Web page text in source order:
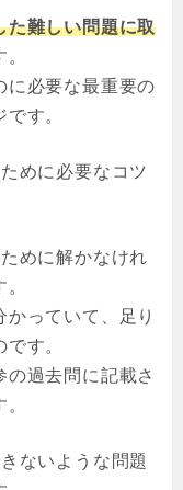
た難しい問題に取
に必要な最重要の
す。
めに必要なコツ
めに解かなけれ
っていて、足り
す。
の過去問に記載さ
ないような問題